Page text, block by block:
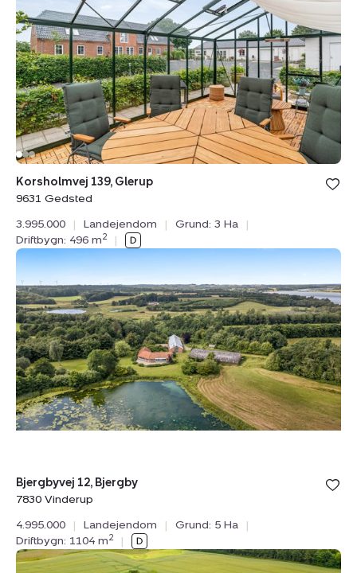
Glerup,
9631
Gedsted
Bolig er
under
Korsholmvej 139, Glerup
9631 Gedsted
3.995.000
| Landejendom | Grund: 3 Ha
|
Driftbygn: 496 m2 |
Landejendom:
Bjergbyvej
12,
Bjergby,
7830
Vinderup
Bolig er
under
Bjergbyvej 12, Bjergby
7830 Vinderup
4.995.000
| Landejendom | Grund: 5 Ha
|
Driftbygn: 1104 m2 |
Landejendom: